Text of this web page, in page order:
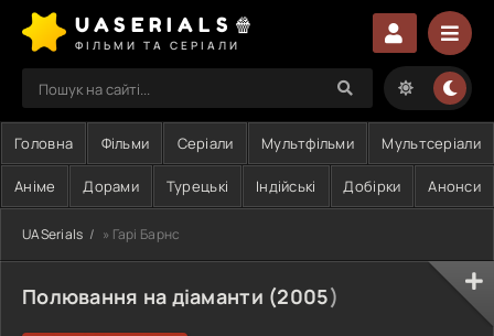
UASERIALS🍿
ФІЛЬМИ ТА СЕРІАЛИ
Головна Фільми Серіали Мультфільми Мультсеріали
Аніме Дорами Турецькі Індійські Добірки Анонси
UASerials » Гарі Барнс
Полювання на діаманти (2005)